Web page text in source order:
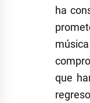
ha
que